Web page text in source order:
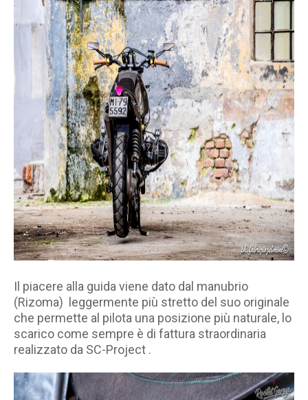
Il piacere alla guida viene dato dal manubrio
(Rizoma) leggermente più stretto del suo originale
che permette al pilota una posizione più naturale, lo
scarico come sempre è di fattura straordinaria
realizzato da SC-Project .